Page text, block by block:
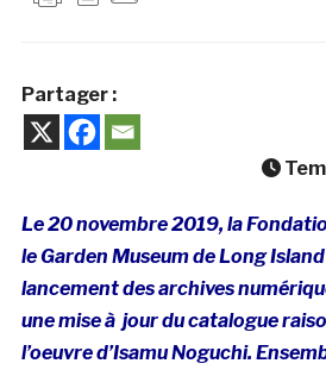
Partager :
Le 20 novembre 2019, la
le Garden Museum de Long
lancement des archives
une mise à jour du catalogue
l’oeuvre d’Isamu Noguchi.